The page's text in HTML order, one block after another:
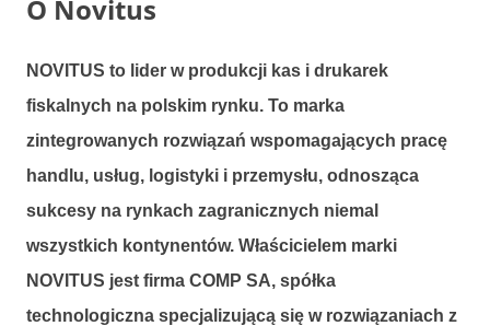
O Novitus
NOVITUS to lider w produkcji kas i drukarek
fiskalnych na polskim rynku. To marka
zintegrowanych rozwiązań wspomagających pracę
handlu, usług, logistyki i przemysłu, odnosząca
sukcesy na rynkach zagranicznych niemal
wszystkich kontynentów. Właścicielem marki
NOVITUS jest firma COMP SA, spółka
technologiczna specjalizującą się w rozwiązaniach z